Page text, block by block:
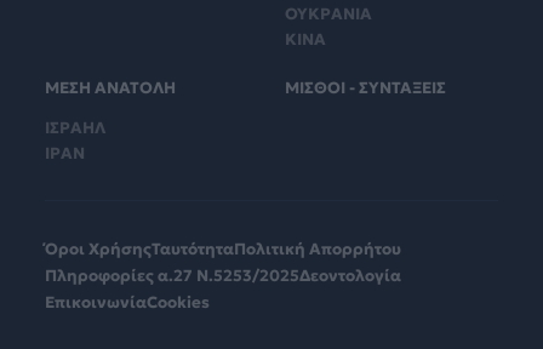
ΟΥΚΡΑΝΙΑ
ΚΙΝΑ
ΜΕΣΗ ΑΝΑΤΟΛΗ
ΙΣΡΑΗΛ
ΙΡΑΝ
ΜΙΣΘΟΙ - ΣΥΝΤΑΞΕΙΣ
Όροι ΧρήσηςΤαυτότηταΠολιτική Απορρήτου
Πληροφορίες α.27 Ν.5253/2025Δεοντολογία
ΕπικοινωνίαCookies